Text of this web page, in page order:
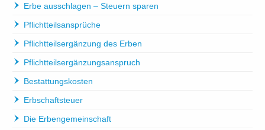
Erbe ausschlagen – Steuern sparen
Pflichtteilsansprüche
Pflichtteilsergänzung des Erben
Pflichtteilsergänzungsanspruch
Bestattungskosten
Erbschaftsteuer
Die Erbengemeinschaft